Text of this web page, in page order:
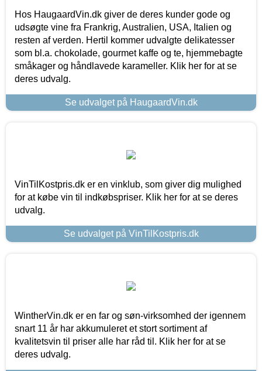
Hos HaugaardVin.dk giver de deres kunder gode og
udsøgte vine fra Frankrig, Australien, USA, Italien og
resten af verden. Hertil kommer udvalgte delikatesser
som bl.a. chokolade, gourmet kaffe og te, hjemmebagte
småkager og håndlavede karameller. Klik her for at se
deres udvalg.
Se udvalget på HaugaardVin.dk
VinTilKostpris.dk er en vinklub, som giver dig mulighed
for at købe vin til indkøbspriser. Klik her for at se deres
udvalg.
Se udvalget på VinTilKostpris.dk
WintherVin.dk er en far og søn-virksomhed der igennem
snart 11 år har akkumuleret et stort sortiment af
kvalitetsvin til priser alle har råd til. Klik her for at se
deres udvalg.